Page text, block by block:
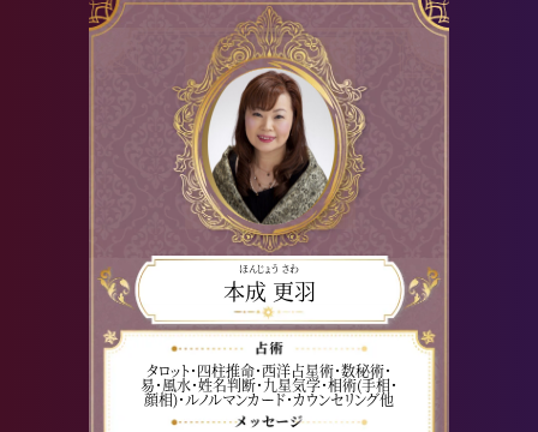
ほんじょう さわ
本成 更羽
タロット・四柱推命・西洋占星術・数秘術・
易・風水・姓名判断・九星気学・相術(手相･
顔相)・ルノルマンカード・カウンセリング他